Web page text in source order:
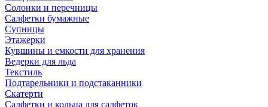
Солонки и перечницы
Салфетки бумажные
Супницы
Этажерки
Кувшины и емкости для хранения
Ведерки для льда
Текстиль
Подтарельники и подстаканники
Скатерти
Салфетки и кольца для салфеток